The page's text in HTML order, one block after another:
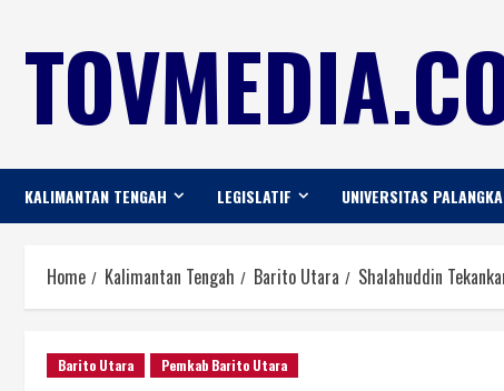
KALIMANTAN TENGAH LEGISLATIF UNIVERSITAS
Home Kalimantan Tengah Barito Utara Shalahuddin
Barito Utara Pemkab Barito Utara